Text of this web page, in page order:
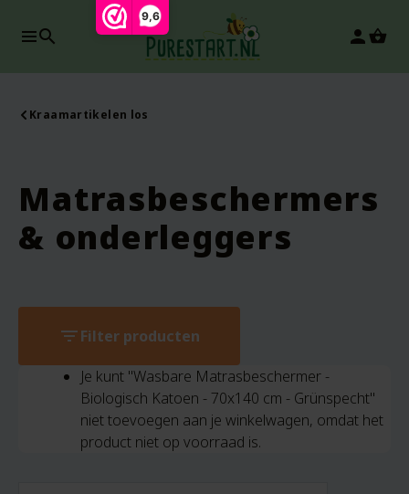
9,6
search person
Kraamartikelen los
Matrasbeschermers
& onderleggers
filter_listFilter producten
Je kunt "Wasbare Matrasbeschermer -
Biologisch Katoen - 70x140 cm - Grünspecht"
niet toevoegen aan je winkelwagen, omdat het
product niet op voorraad is.